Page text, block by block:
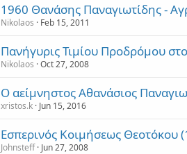
1960 Θανάσης Παναγιωτίδης -
Nikolaos Feb 15, 2011
Πανήγυρις Τιμίου Προδρόμου
Nikolaos Oct 27, 2008
Ο αείμνηστος Αθανάσιος
xristos.k Jun 15, 2016
Εσπερινός Κοιμήσεως Θεοτόκου
Johnsteff Jun 27, 2008